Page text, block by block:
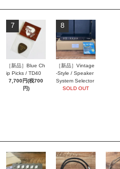
7
［新品］Blue Ch
ip Picks / TD40
7,700円(税700
円)
8
［新品］Vintage
-Style / Speaker
System Selector
SEL614
SOLD OUT